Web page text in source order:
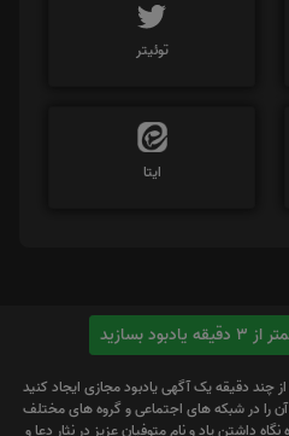
توئیتر
ایتا
بسازید
چند دقیقه یک آگهی یادبود مجازی ایجاد کنید
را در شبکه های اجتماعی و گروه های مختلف
نگاه داشتن یاد و نام متوفیان عزیز در نثار دعا و